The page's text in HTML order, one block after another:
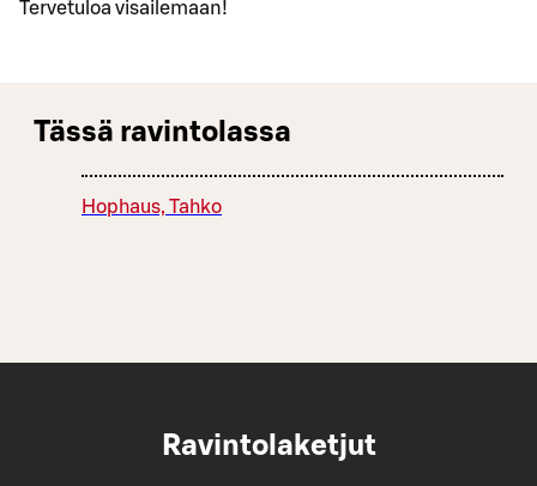
Tervetuloa visailemaan!
Tässä ravintolassa
Hophaus, Tahko
Ravintolaketjut